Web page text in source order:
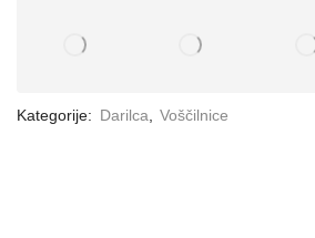
Kategorije: Darilca Voščilnice